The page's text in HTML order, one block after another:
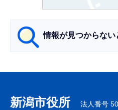
情報が見つからない
ナ
新潟市役所 法人番号